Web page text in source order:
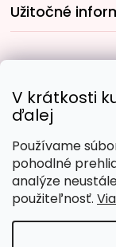
V krátkosti
ďalej
Používame
pohodlné
analýze
použiteľnosť.
Užitočné